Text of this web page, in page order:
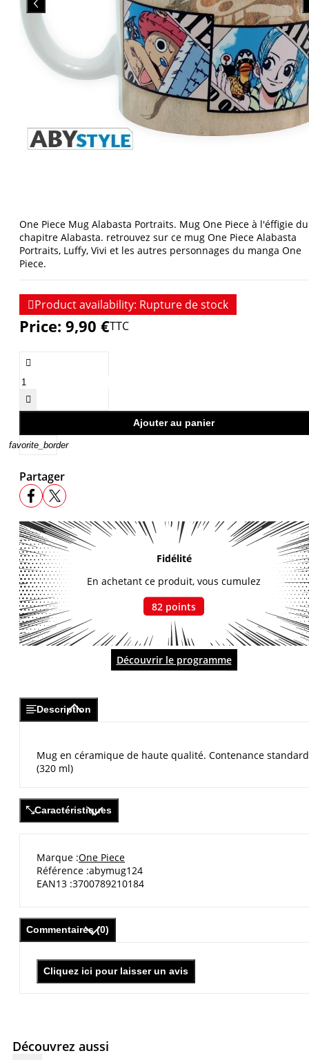
One Piece Mug Alabasta Portraits. Mug One Piece à l'éffigie du
chapitre Alabasta. retrouvez sur ce mug One Piece Alabasta
Portraits, Luffy, Vivi et les autres personnages du manga One
Piece.
Price: 9,90 €TTC


Ajouter au panier
favorite_border
Product availability: Rupture de stock
Partager
Fidélité
En achetant ce produit, vous cumulez
82 points
Découvrir le programme
Description
Mug en céramique de haute qualité. Contenance standard
(320 ml)
Caractéristiques
Marque One Piece
Référence abymug124
EAN13 3700789210184
Commentaires (0)
Cliquez ici pour laisser un avis
Découvrez aussi